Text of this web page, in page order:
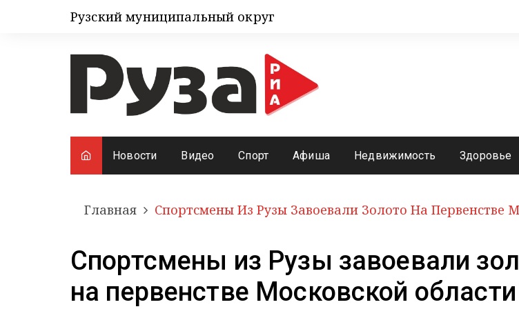
Рузский муниципальный округ
Новости Видео Спорт Афиша Недвижимость Здоровье
Главная Спортсмены Из Рузы Завоевали Золото На Первенстве
Спортсмены из Рузы завоевали
на первенстве Московской